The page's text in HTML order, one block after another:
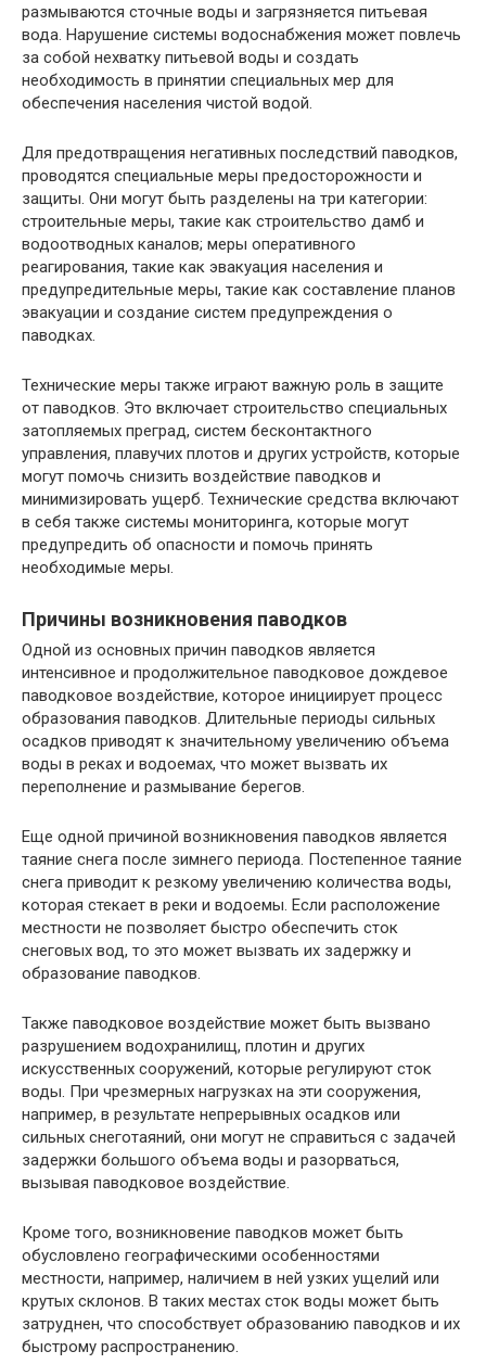
размываются сточные воды и загрязняется питьевая
вода. Нарушение системы водоснабжения может повлечь
за собой нехватку питьевой воды и создать
необходимость в принятии специальных мер для
обеспечения населения чистой водой.
Для предотвращения негативных последствий паводков,
проводятся специальные меры предосторожности и
защиты. Они могут быть разделены на три категории:
строительные меры, такие как строительство дамб и
водоотводных каналов; меры оперативного
реагирования, такие как эвакуация населения и
предупредительные меры, такие как составление планов
эвакуации и создание систем предупреждения о
паводках.
Технические меры также играют важную роль в защите
от паводков. Это включает строительство специальных
затопляемых преград, систем бесконтактного
управления, плавучих плотов и других устройств, которые
могут помочь снизить воздействие паводков и
минимизировать ущерб. Технические средства включают
в себя также системы мониторинга, которые могут
предупредить об опасности и помочь принять
необходимые меры.
Причины возникновения паводков
Одной из основных причин паводков является
интенсивное и продолжительное паводковое дождевое
паводковое воздействие, которое инициирует процесс
образования паводков. Длительные периоды сильных
осадков приводят к значительному увеличению объема
воды в реках и водоемах, что может вызвать их
переполнение и размывание берегов.
Еще одной причиной возникновения паводков является
таяние снега после зимнего периода. Постепенное таяние
снега приводит к резкому увеличению количества воды,
которая стекает в реки и водоемы. Если расположение
местности не позволяет быстро обеспечить сток
снеговых вод, то это может вызвать их задержку и
образование паводков.
Также паводковое воздействие может быть вызвано
разрушением водохранилищ, плотин и других
искусственных сооружений, которые регулируют сток
воды. При чрезмерных нагрузках на эти сооружения,
например, в результате непрерывных осадков или
сильных снеготаяний, они могут не справиться с задачей
задержки большого объема воды и разорваться,
вызывая паводковое воздействие.
Кроме того, возникновение паводков может быть
обусловлено географическими особенностями
местности, например, наличием в ней узких ущелий или
крутых склонов. В таких местах сток воды может быть
затруднен, что способствует образованию паводков и их
быстрому распространению.